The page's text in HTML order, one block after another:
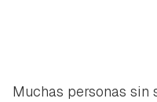
Muchas personas sin